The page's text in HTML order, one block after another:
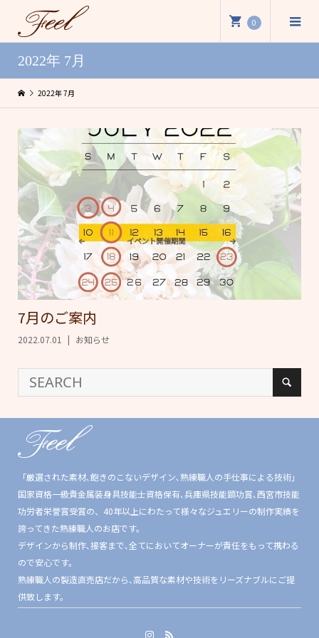
0
2022年 7月
2022年 7月
7月のご案内
2022.07.01 お知らせ
「厳選された素材､飽きのこないデザイン､熟練職人の手仕事による技術」
国家資格一級貴金属装身具技能士資格保有､兵庫県技能顕功賞､西宮市技能
功労者栄誉賞受賞の、40年以上にわたって様々なジュエリーの制作実績を
誇ってきた熟練職人のお店です。
デザインから制作､接客まで､全てにおいてオーナーが責任をもって携わる
ので安心です。
熟練職人の製造直売店だから､高品質な素材や技術をリーズナブルにご提
供致します。